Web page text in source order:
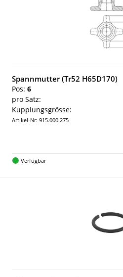
Spannmutter (Tr52 H65D170)
Pos: 6
pro Satz:
Kupplungsgrösse:
Artikel-Nr: 915.000.275
Verfügbar